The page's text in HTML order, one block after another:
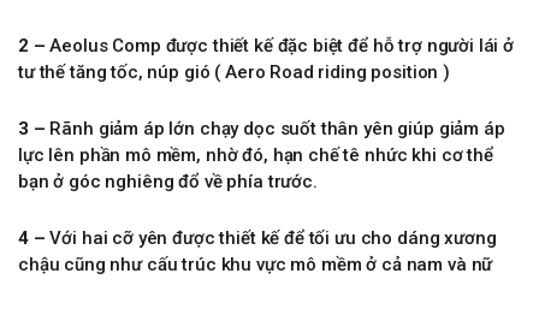
2 – Aeolus Comp được thiết kế đặc biệt để hỗ trợ người lái ở
tư thế tăng tốc, núp gió ( Aero Road riding position )
3 – Rãnh giảm áp lớn chạy dọc suốt thân yên giúp giảm áp
lực lên phần mô mềm, nhờ đó, hạn chế tê nhức khi cơ thể
bạn ở góc nghiêng đổ về phía trước.
4 – Với hai cỡ yên được thiết kế để tối ưu cho dáng xương
chậu cũng như cấu trúc khu vực mô mềm ở cả nam và nữ